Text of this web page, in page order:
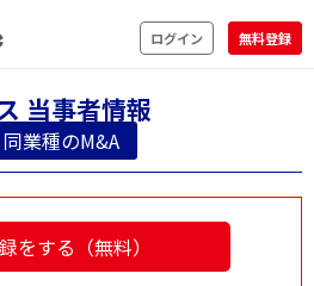
ログイン 無料登録
当事者情報
同業種のM&A
をする（無料）